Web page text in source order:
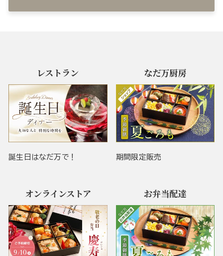
レストラン
誕生日はなだ万で！
なだ万厨房
期間限定販売
オンラインストア お弁当配達